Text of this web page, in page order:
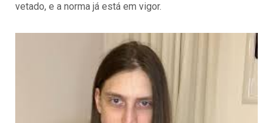
vetado, e a norma já está em vigor.